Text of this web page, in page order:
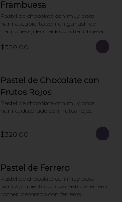
Frambuesa
Pastel de chocolate con muy poca
harina, cubierto con un ganash de
frambuesa, decorado con frambuesa.
$320.00
Pastel de Chocolate con
Frutos Rojos
Pastel de chocolate con muy poca
harina, decorado con frutos rojos.
$320.00
Pastel de Ferrero
Pastel de chocolate con muy poca
harina, cubierto con ganash de ferrero
rocher, decorado con ferreros.